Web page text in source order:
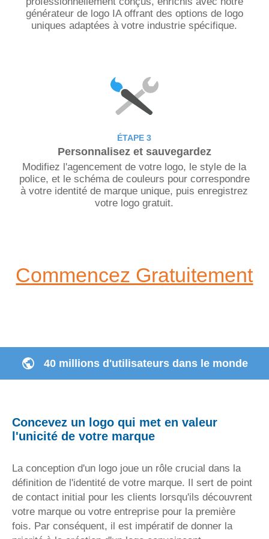
générateur de logo IA offrant des options de logo
uniques adaptées à votre industrie spécifique.
ÉTAPE 3
Personnalisez et sauvegardez
Modifiez l'agencement de votre logo, le style de la
police, et le schéma de couleurs pour correspondre
à votre identité de marque unique, puis enregistrez
votre logo gratuit.
Commencez Gratuitement
40 millions d'utilisateurs dans le monde
Concevez un logo qui met en valeur
l'unicité de votre marque
La conception d'un logo joue un rôle crucial dans la
définition de l'identité de votre marque. Il sert de point
de contact initial pour les clients lorsqu'ils découvrent
votre marque ou votre entreprise pour la première
fois. Par conséquent, il est impératif de donner la